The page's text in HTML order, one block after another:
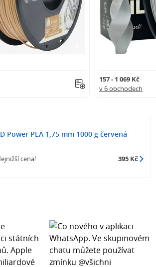
157 - 1 069 Kč
v 6 obchodech
Power PLA 1,75 mm 1000 g červená
cena! 395 Kč